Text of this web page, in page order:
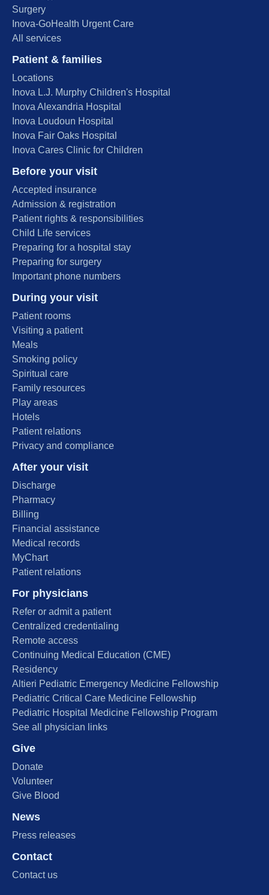
Surgery
Inova-GoHealth Urgent Care
All services
Patient & families
Locations
Inova L.J. Murphy Children's Hospital
Inova Alexandria Hospital
Inova Loudoun Hospital
Inova Fair Oaks Hospital
Inova Cares Clinic for Children
Before your visit
Accepted insurance
Admission & registration
Patient rights & responsibilities
Child Life services
Preparing for a hospital stay
Preparing for surgery
Important phone numbers
During your visit
Patient rooms
Visiting a patient
Meals
Smoking policy
Spiritual care
Family resources
Play areas
Hotels
Patient relations
Privacy and compliance
After your visit
Discharge
Pharmacy
Billing
Financial assistance
Medical records
MyChart
Patient relations
For physicians
Refer or admit a patient
Centralized credentialing
Remote access
Continuing Medical Education (CME)
Residency
Altieri Pediatric Emergency Medicine Fellowship
Pediatric Critical Care Medicine Fellowship
Pediatric Hospital Medicine Fellowship Program
See all physician links
Give
Donate
Volunteer
Give Blood
News
Press releases
Contact
Contact us